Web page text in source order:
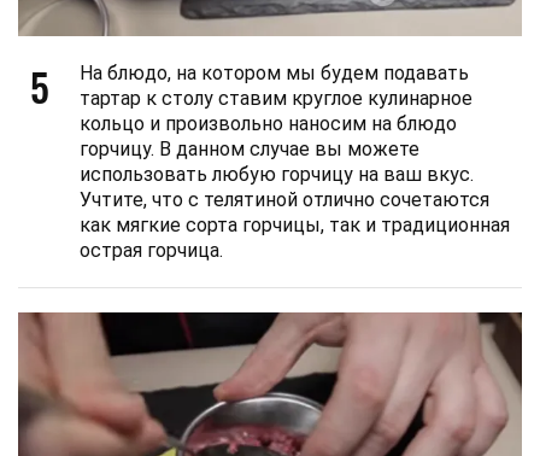
5
На блюдо, на котором мы будем подавать
тартар к столу ставим круглое кулинарное
кольцо и произвольно наносим на блюдо
горчицу. В данном случае вы можете
использовать любую горчицу на ваш вкус.
Учтите, что с телятиной отлично сочетаются
как мягкие сорта горчицы, так и традиционная
острая горчица.